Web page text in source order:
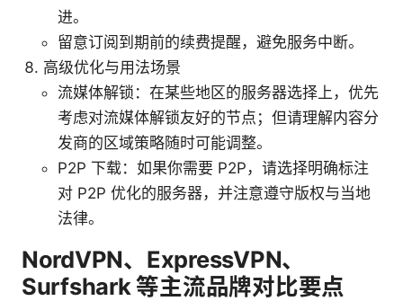
进。
留意订阅到期前的续费提醒，避免服务中断。
高级优化与用法场景
流媒体解锁：在某些地区的服务器选择上，优先
考虑对流媒体解锁友好的节点；但请理解内容分
发商的区域策略随时可能调整。
P2P 下载：如果你需要 P2P，请选择明确标注
对 P2P 优化的服务器，并注意遵守版权与当地
法律。
NordVPN、ExpressVPN、
Surfshark 等主流品牌对比要点